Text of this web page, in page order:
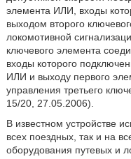
элемента ИЛИ, входы
выходом второго
локомотивной
ключевого элемента
входы которого
ИЛИ и выходу первого
управления третьего
15/20, 27.05.2006).
В известном устройстве
всех поездных, так и на
оборудования путевых и